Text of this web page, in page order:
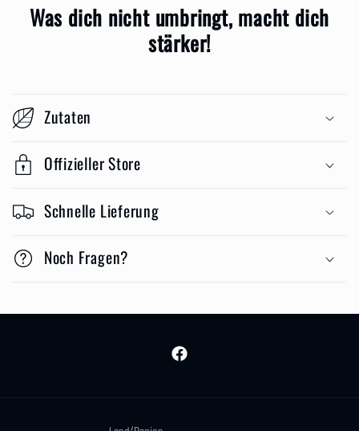
Was dich nicht umbringt, macht dich
stärker!
Zutaten
Offizieller Store
Schnelle Lieferung
Noch Fragen?
Facebook